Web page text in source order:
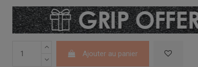
Ajouter au panier